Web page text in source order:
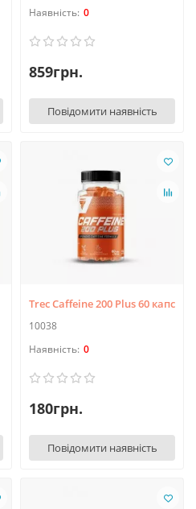
0
859грн.
Повідомити наявність
Trec Caffeine 200 Plus 60 капс
10038
0
180грн.
Повідомити наявність